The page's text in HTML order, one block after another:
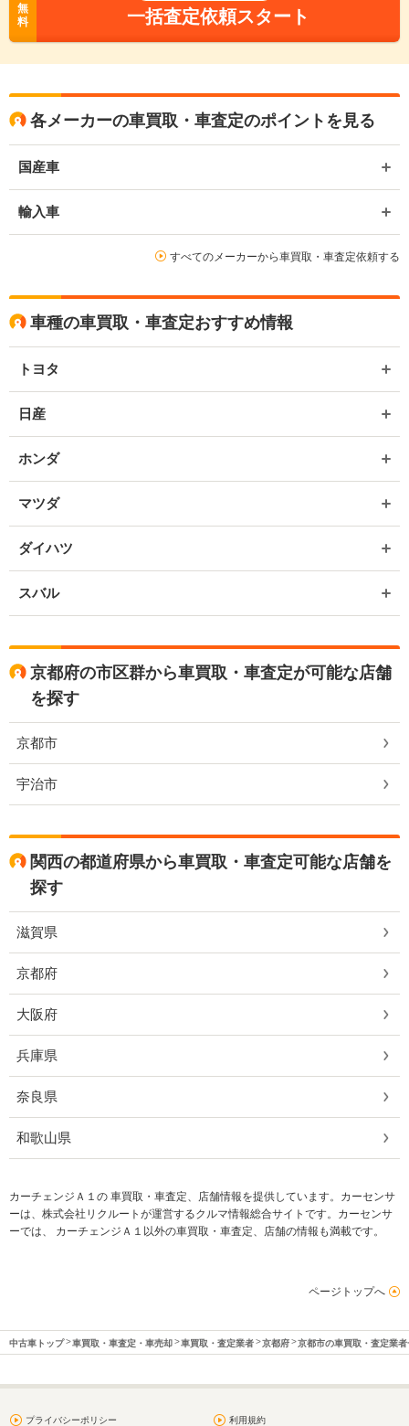
無
料
一括査定依頼スタート
各メーカーの車買取・車査定のポイントを見る
国産車
輸入車
すべてのメーカーから車買取・車査定依頼する
車種の車買取・車査定おすすめ情報
トヨタ
日産
ホンダ
マツダ
ダイハツ
スバル
京都府の市区群から車買取・車査定が可能な店舗
を探す
京都市
宇治市
関西の都道府県から車買取・車査定可能な店舗を
探す
滋賀県
京都府
大阪府
兵庫県
奈良県
和歌山県
カーチェンジＡ１の 車買取・車査定、店舗情報を提供しています。カーセンサ
ーは、株式会社リクルートが運営するクルマ情報総合サイトです。カーセンサ
ーでは、 カーチェンジＡ１以外の車買取・車査定、店舗の情報も満載です。
ページトップへ
中古車トップ 車買取・車査定・車売却 車買取・査定業者 京都府 京都市の車買取・査定業者
プライバシーポリシー 利用規約